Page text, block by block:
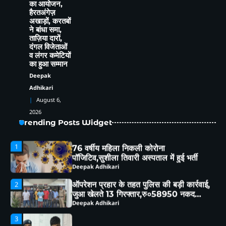
का आयोजन,
हैरतअंगेज़
अखाड़ों, करतबों
ने बांधा समा,
ताज़िया दारों,
दंगल विजेताओं
व लंगर कमेटियों
का हुआ सम्मान
Deepak
Adhikari
August 6,
2026
Trending Posts Widgetपॉजिटिव,सुशीला तिवारी अस्पताल में हुई भर्ती
Deepak Adhikari
2
ऑपरेशन प्रहार के तहत पुलिस की बड़ी कार्रवाई,
जुआ खेलते 13 गिरफ्तार,रु०58950 नकद
बरामद
Deepak Adhikari
3
नैनीताल पुलिस का ऑपरेशन प्रहार, अवैध तमंचे
के साथ प्रिंस गिरफ्तार
Deepak Adhikari